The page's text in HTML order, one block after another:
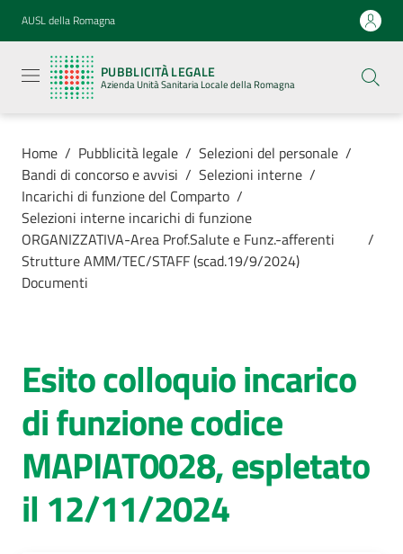
Vai al contenuto
Vai alla navigazione
Vai al footer
AUSL della Romagna
PUBBLICITÀ LEGALE
Azienda Unità Sanitaria Locale della Romagna
legale
Azienda
Unità
Locale della
Azienda
cura
AUSL
Comunica
Home / Pubblicità legale / Selezioni del personale /
Bandi di concorso e avvisi / Selezioni interne /
Incarichi di funzione del Comparto /
Selezioni interne incarichi di funzione
ORGANIZZATIVA-Area Prof.Salute e Funz.-afferenti
Strutture AMM/TEC/STAFF (scad.19/9/2024)
/
Documenti
Esito colloquio incarico
di funzione codice
MAPIAT0028, espletato
il 12/11/2024